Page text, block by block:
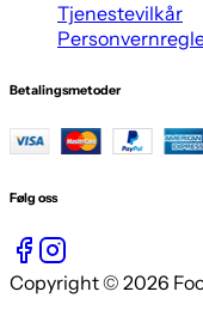
Tjenestevilkår
Betalingsmetoder
Følg oss
Copyright © 2026